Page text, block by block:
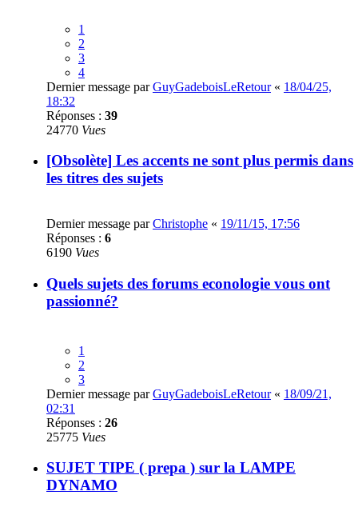
1
2
3
4
Dernier message parGuyGadeboisLeRetour« 18/04/25,
18:32
Réponses : 39
24770 Vues
[Obsolète] Les accents ne sont plus permis dans
les titres des sujets
Dernier message parChristophe « 19/11/15, 17:56
Réponses : 6
6190 Vues
Quels sujets des forums econologie vous ont
passionné?
1
2
3
Dernier message parGuyGadeboisLeRetour« 18/09/21,
02:31
Réponses : 26
25775 Vues
SUJET TIPE ( prepa ) sur la LAMPE
DYNAMO